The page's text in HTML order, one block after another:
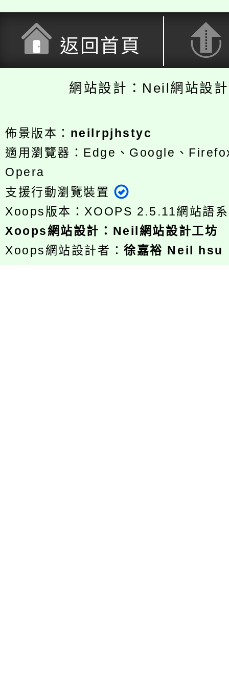
返回首頁
網站設計：Neil網站設
佈景版本： neilrpjhstyc
適用瀏覽器：Edge、Google、
Opera
支援行動瀏覽裝置
Xoops版本： XOOPS 2.5.11網站語
Xoops網站設計 ： Neil網站設計工坊
Xoops網站設計者：徐嘉裕 Neil hsu